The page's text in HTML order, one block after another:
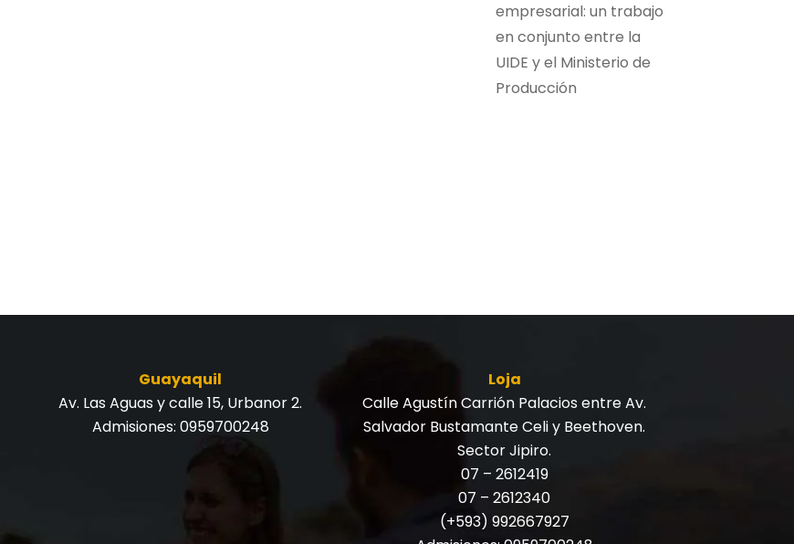
empresarial: un trabajo
en conjunto entre la
UIDE y el Ministerio de
Producción
Guayaquil
Av. Las Aguas y calle 15, Urbanor 2.
Admisiones: 0959700248
Loja
Calle Agustín Carrión Palacios entre Av.
Salvador Bustamante Celi y Beethoven.
Sector Jipiro.
07 – 2612419
07 – 2612340
(+593) 992667927